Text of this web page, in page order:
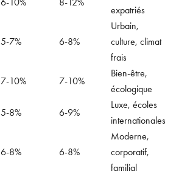
expatriés
5-7% 6-8%
Urbain,
culture, climat
frais
7-10% 7-10%
Bien-être,
écologique
5-8% 6-9%
Luxe, écoles
internationales
6-8% 6-8%
Moderne,
corporatif,
familial